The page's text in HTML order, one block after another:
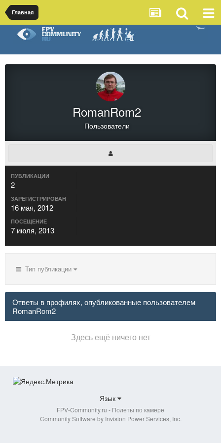
Главная
RomanRom2
Пользователи
ПУБЛИКАЦИИ
2
ЗАРЕГИСТРИРОВАН
16 мая, 2012
ПОСЕЩЕНИЕ
7 июля, 2013
Тип публикации
Ответы в профилях, опубликованные пользователем
RomanRom2
Здесь ещё ничего нет
Язык
FPV-Community.ru - Полеты по камере
Community Software by Invision Power Services, Inc.